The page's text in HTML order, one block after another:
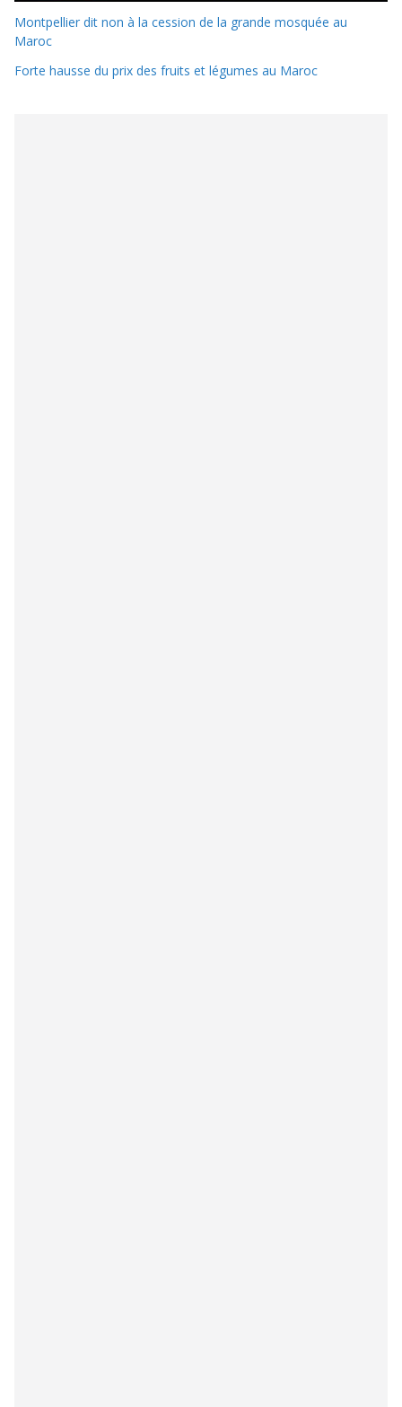
Montpellier dit non à la cession de la grande mosquée au
Maroc
Forte hausse du prix des fruits et légumes au Maroc